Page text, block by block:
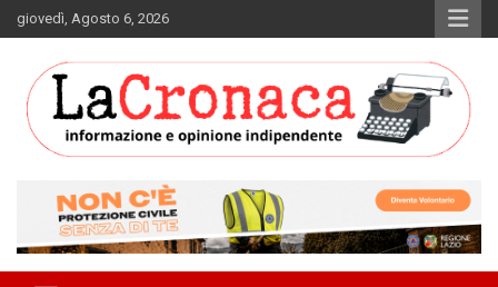
Skip
to
giovedì, Agosto 6, 2026
La Cronaca Quotidiano